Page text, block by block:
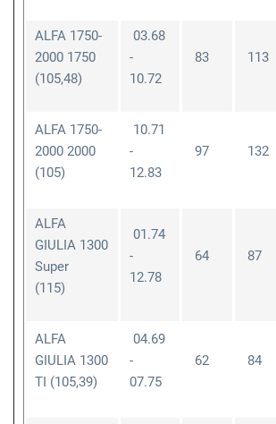
ALFA 1750-
2000 1750
(105,48)
03.68
-
10.72
83 113
ALFA 1750-
2000 2000
(105)
10.71
-
12.83
97 132
ALFA
GIULIA 1300
Super
(115)
01.74
-
12.78
64 87
ALFA
GIULIA 1300
TI (105,39)
04.69
-
07.75
62 84